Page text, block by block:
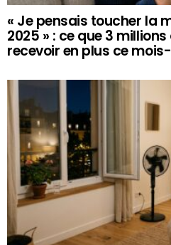
« Je pensais toucher la
2025 » : ce que 3
recevoir en plus ce